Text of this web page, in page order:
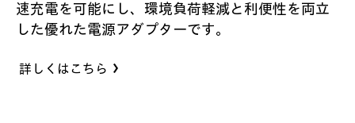
速充電を可能にし、環境負荷軽減と利便性を両立
した優れた電源アダプターです。
詳しくはこちら